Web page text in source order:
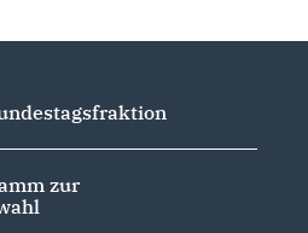
zur